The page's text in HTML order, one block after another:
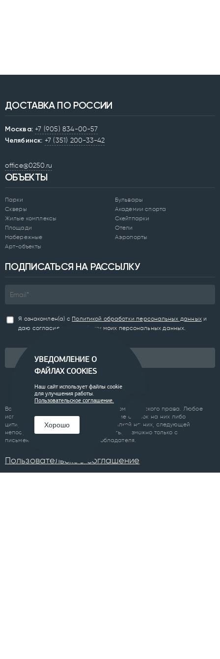
ДОСТАВКА ПО РОССИИ
Москва: +7 (905) 834-00-57
Челябинск: +7 (351) 200-33-42
office@0250.ru
ОБЪЕКТЫ
Парки
Скверы
Жилые комплексы
Площади
Набережные
Арт-объекты
Бульвары
Академии спорта
Скейтпарки
Отели
Аэропорты
ПОДПИСАТЬСЯ НА РАССЫЛКУ
Я ознакомлен(а) с Политикой обработки персональных данныхи
даю согласие на обработку моих персональных данных.
Подписаться
Все материалы сайта являются объектом авторского права. Любое
использование материалов сайта, кроме ссылок на них либо
цитирование с обязательной гиперссылкой на них, следующей
непосредственно до либо после цитаты, возможно только с
письменного разрешения правообладателя.
Пользовательское соглашение
УВЕДОМЛЕНИЕ О
ФАЙЛАХ COOKIES
Наш сайт использует файлы cookie
для улучшения работы.
Пользовательское соглашение.
Хорошо